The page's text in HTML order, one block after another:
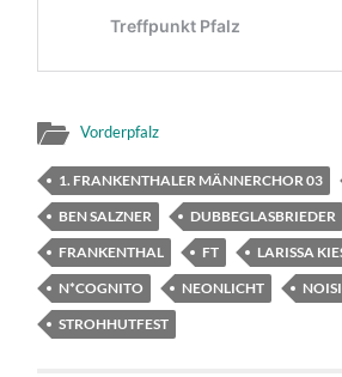
Vorderpfalz
1. FRANKENTHALER MÄNNERCHOR 03
BEN SALZNER
DUBBEGLASBRIEDER
FRANKENTHAL
FT
LARISSA
N*COGNITO
NEONLICHT
STROHHUTFEST